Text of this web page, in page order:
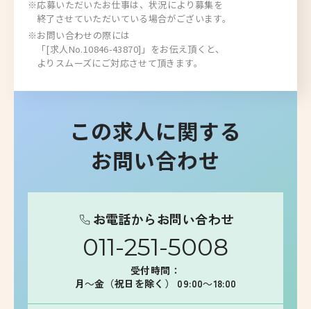
※応募いただいたお仕事は、状況により募集を
終了させていただいている場合がございます。
※お問い合わせの際には
「[求人No.10846-43870]」をお伝え頂くと、
よりスムーズにご対応させて頂きます。
この求人に関する
お問い合わせ
お電話からお問い合わせ
011-251-5008
受付時間：
月～金（祝日を除く） 09:00～18:00